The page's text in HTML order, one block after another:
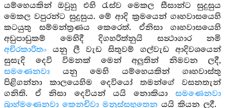
යම්හෙයකින් ඔවුහු එහි රැස්ව මෙකල සීසාන්ට සුදුසුය
මෙකල වපුරන්ට සුදුසුය. මේ ආදි ක්‍රමයෙන් ගෘහවාසයෙහි
කටයුතු සම්මන්ත්‍රණය කෙරෙත්. ඒනිසා ගෘහවාසයෙහි
අඩුපාඩුකම් මෙහිදී දිගහරිත්නුයි සන්‍ථාගාර නමි
අචිරකාරිතං යනු ලී වැඩ සිතුවම් ගල්වැඩ ආදිවශයෙන්
සුසැදි දෙවි විමනක් මෙන් අලුතින් නිමවන ලදී,
සමණෙනවා යනු මෙහි යම්හෙයකින් ගෘහවාස්තු
පිළිගන්නා කාලයෙහිම දෙවියෝ තමන්ගේ වසනතැන්
ගනිති. ඒ නිසා දෙවියන් යයි නොකියා සමණෙනවා
බ්‍රාහ්මණෙනවා කෙනචිවා මනුස්සභුතෙන යයි කියන ලදී.